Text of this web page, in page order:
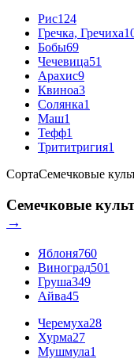
Рис124
Гречка, Гречиха
Бобы69
Чечевица51
Арахис9
Квиноа3
Солянка1
Маш1
Тефф1
Трититригия1
СортаСемечковые
Семечковые
→
Яблоня760
Виноград501
Груша349
Айва45
Черемуха28
Хурма27
Мушмула1